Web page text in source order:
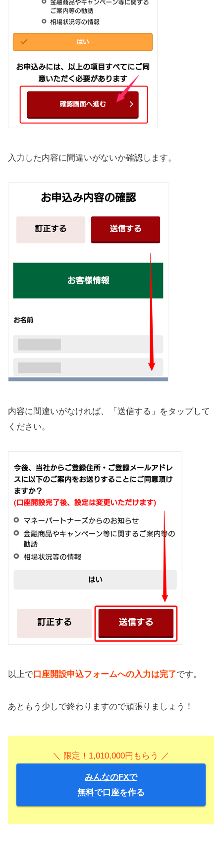
入力した内容に間違いがないか確認します。
内容に間違いがなければ、「送信する」をタップして
ください。
以上で口座開設申込フォームへの入力は完了です。
あともう少しで終わりますので頑張りましょう！
＼ 限定！1,010,000円もらう ／
みんなのFXで
無料で口座を作る